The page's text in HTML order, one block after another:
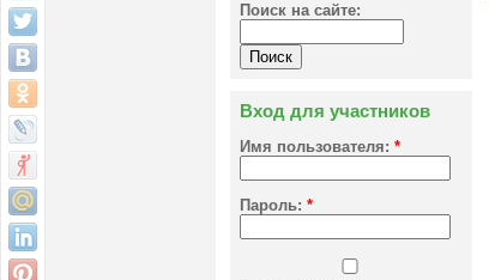
Поиск на сайте:
Вход для участников
Имя пользователя: *
Пароль: *